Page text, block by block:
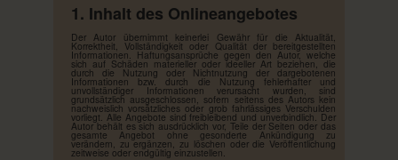
1. Inhalt des Onlineangebotes
Der Autor übernimmt keinerlei Gewähr für die Aktualität,
Korrektheit, Vollständigkeit oder Qualität der bereitgestellten
Informationen. Haftungsansprüche gegen den Autor, welche
sich auf Schäden materieller oder ideeller Art beziehen, die
durch die Nutzung oder Nichtnutzung der dargebotenen
Informationen bzw. durch die Nutzung fehlerhafter und
unvollständiger Informationen verursacht wurden, sind
grundsätzlich ausgeschlossen, sofern seitens des Autors kein
nachweislich vorsätzliches oder grob fahrlässiges Verschulden
vorliegt. Alle Angebote sind freibleibend und unverbindlich. Der
Autor behält es sich ausdrücklich vor, Teile der Seiten oder das
gesamte Angebot ohne gesonderte Ankündigung zu
verändern, zu ergänzen, zu löschen oder die Veröffentlichung
zeitweise oder endgültig einzustellen.